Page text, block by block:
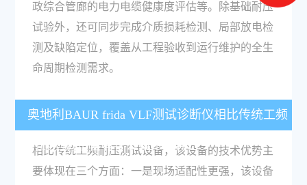
政综合管廊的电力电缆健康度评估等。除基础耐压
试验外，还可同步完成介质损耗检测、局部放电检
测及缺陷定位，覆盖从工程验收到运行维护的全生
命周期检测需求。
奥地利BAUR frida VLF测试诊断仪相比传统工频
耐压测试设备有什么技术优势？
相比传统工频耐压测试设备，该设备的技术优势主
要体现在三个方面：一是现场适配性更强，该设备